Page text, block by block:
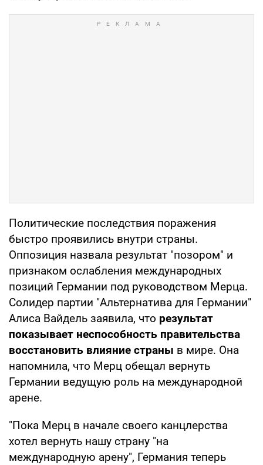
Политические последствия поражения
быстро проявились внутри страны.
Оппозиция назвала результат "позором" и
признаком ослабления международных
позиций Германии под руководством Мерца.
Солидер партии "Альтернатива для Германии"
Алиса Вайдель заявила, что результат
показывает неспособность правительства
восстановить влияние страны в мире. Она
напомнила, что Мерц обещал вернуть
Германии ведущую роль на международной
арене.
"Пока Мерц в начале своего канцлерства
хотел вернуть нашу страну "на
международную арену", Германия теперь